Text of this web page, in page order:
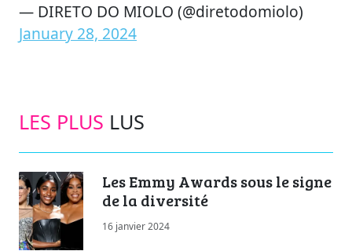
— DIRETO DO MIOLO (@diretodomiolo)
January 28, 2024
LES PLUS LUS
Les Emmy Awards sous le signe
de la diversité
16 janvier 2024